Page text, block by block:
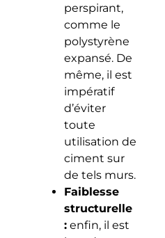
perspirant,
comme le
polystyrène
expansé. De
même, il est
impératif
d’éviter
toute
utilisation de
ciment sur
de tels murs.
Faiblesse
structurelle
:enfin, il est